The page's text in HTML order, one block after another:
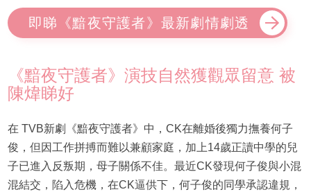
即睇《黯夜守護者》最新劇情劇透
《黯夜守護者》演技自然獲觀眾留意 被
陳煒睇好
在 TVB新劇《黯夜守護者》中，CK在離婚後獨力撫養何子
俊，但因工作拼搏而難以兼顧家庭，加上14歲正讀中學的兒
子已進入反叛期，母子關係不佳。最近CK發現何子俊與小混
混結交，陷入危機，在CK逼供下，何子俊的同學承認違規，